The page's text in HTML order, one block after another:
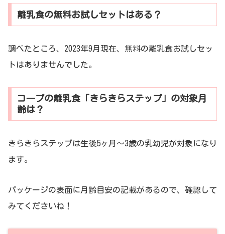
離乳食の無料お試しセットはある？
調べたところ、2023年9月現在、無料の離乳食お試しセッ
トはありませんでした。
コ―プの離乳食「きらきらステップ」の対象月
齢は？
きらきらステップは生後5ヶ月～3歳の乳幼児が対象になり
ます。
パッケージの表面に月齢目安の記載があるので、確認して
みてくださいね！